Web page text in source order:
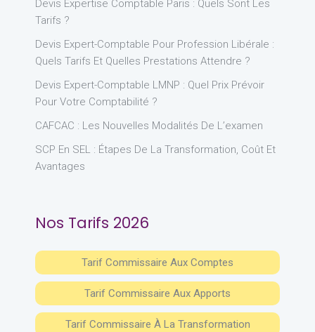
Devis Expertise Comptable Paris : Quels Sont Les
Tarifs ?
Devis Expert-Comptable Pour Profession Libérale :
Quels Tarifs Et Quelles Prestations Attendre ?
Devis Expert-Comptable LMNP : Quel Prix Prévoir
Pour Votre Comptabilité ?
CAFCAC : Les Nouvelles Modalités De L’examen
SCP En SEL : Étapes De La Transformation, Coût Et
Avantages
Nos Tarifs 2026
Tarif Commissaire Aux Comptes
Tarif Commissaire Aux Apports
Tarif Commissaire À La Transformation